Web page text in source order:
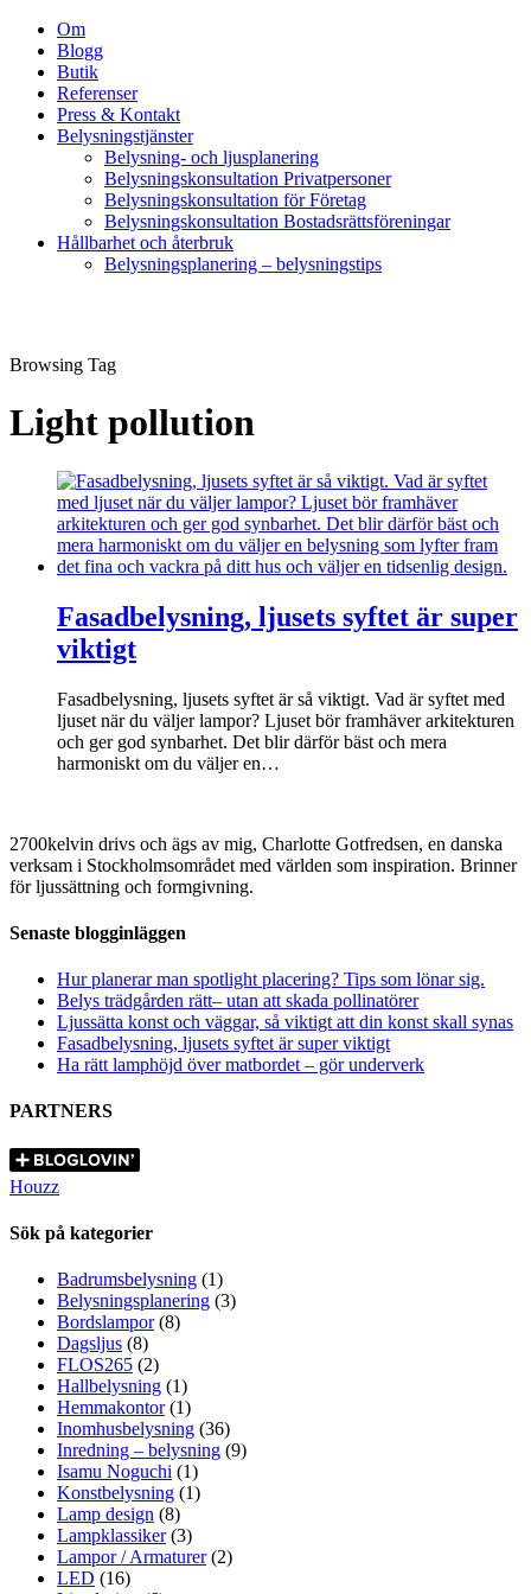
Om
Blogg
Butik
Referenser
Press & Kontakt
Belysningstjänster
Belysning- och ljusplanering
Belysningskonsultation Privatpersoner
Belysningskonsultation för Företag
Belysningskonsultation Bostadsrättsföreningar
Hållbarhet och återbruk
Belysningsplanering – belysningstips
Browsing Tag
Light pollution
Fasadbelysning, ljusets syftet är super
viktigt
Fasadbelysning, ljusets syftet är så viktigt. Vad är syftet med
ljuset när du väljer lampor? Ljuset bör framhäver arkitekturen
och ger god synbarhet. Det blir därför bäst och mera
harmoniskt om du väljer en…
2700kelvin drivs och ägs av mig, Charlotte Gotfredsen, en danska
verksam i Stockholmsområdet med världen som inspiration. Brinner
för ljussättning och formgivning.
Senaste blogginläggen
Hur planerar man spotlight placering? Tips som lönar sig.
Belys trädgården rätt– utan att skada pollinatörer
Ljussätta konst och väggar, så viktigt att din konst skall synas
Fasadbelysning, ljusets syftet är super viktigt
Ha rätt lamphöjd över matbordet – gör underverk
PARTNERS
Houzz
Sök på kategorier
Badrumsbelysning (1)
Belysningsplanering (3)
Bordslampor(8)
Dagsljus (8)
FLOS265 (2)
Hallbelysning (1)
Hemmakontor(1)
Inomhusbelysning (36)
Inredning – belysning (9)
Isamu Noguchi (1)
Konstbelysning (1)
Lamp design (8)
Lampklassiker(3)
Lampor / Armaturer(2)
LED (16)